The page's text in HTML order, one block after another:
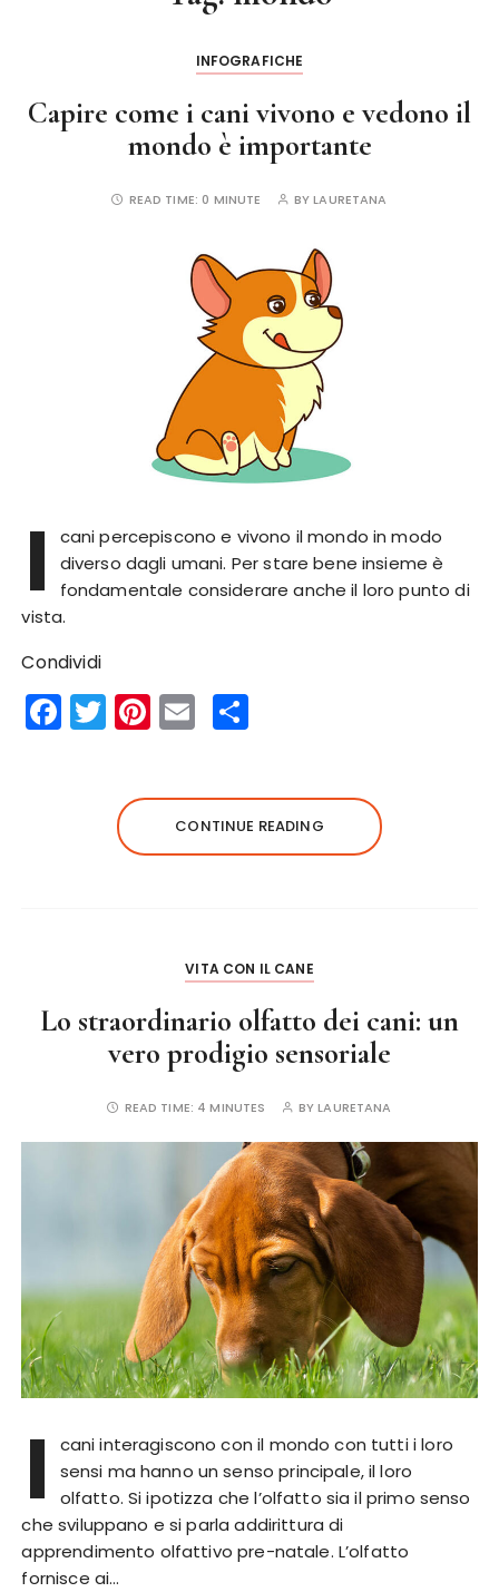
INFOGRAFICHE
Capire come i cani vivono e vedono il
mondo è importante
READ TIME: 0 MINUTE BYLAURETANA
I
cani percepiscono e vivono il mondo in modo
diverso dagli umani. Per stare bene insieme è
fondamentale considerare anche il loro punto di
vista.
Condividi
F
a
T
w
te
r
Pi
n
re
st
E
m
l re
CONTINUE READING
VITA CON IL CANE
Lo straordinario olfatto dei cani: un
vero prodigio sensoriale
READ TIME: 4 MINUTES BYLAURETANA
I
cani interagiscono con il mondo con tutti i loro
sensi ma hanno un senso principale, il loro
olfatto. Si ipotizza che l’olfatto sia il primo senso
che sviluppano e si parla addirittura di
apprendimento olfattivo pre-natale. L’olfatto
fornisce ai…